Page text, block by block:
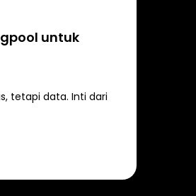
untuk
tetapi data. Inti dari